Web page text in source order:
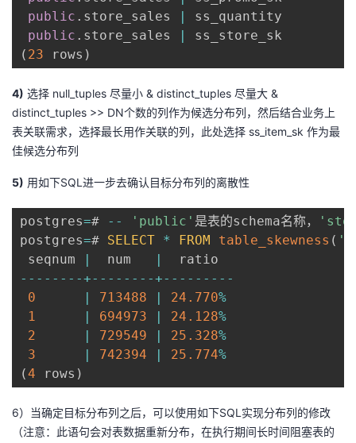
public . store_sales |
public . store_sales |
( 23 rows )
4) 选择 null_tuples 尽量小 & distinct_tuples 尽量大 &
distinct_tuples >> DN个数的列作为候选分布列，然后结合业务上
表关联需求，选择最长用作关联的列，此处选择 ss_item_sk 作为最
佳候选分布列
5) 用如下SQL进一步去确认目标分布列的离散性
postgres=# -- 'public' 是表的schema名称，
postgres=# SELECT * FROM table_skewness (
seqnum
|
  num
|
-- -- -- --+-- -- -- --+-- -- -- -- -
0
| 713488 | 24.770%
1
| 694973 | 24.128%
2
| 729549 | 25.328%
3
| 742394 | 25.774%
(4 rows )
6）当确定目标分布列之后，可以使用如下SQL实现分布列的修改
（注意：此语句会对表数据重新分布，在执行期间长时间阻塞表的